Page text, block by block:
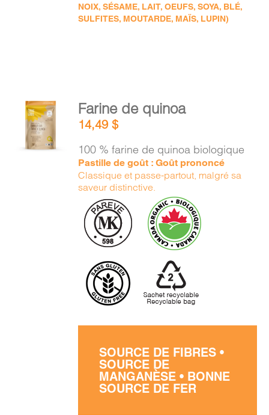
NOIX, SÉSAME, LAIT, OEUFS, SOYA, BLÉ,
SULFITES, MOUTARDE, MAÏS, LUPIN)
AJOUTER
AU
PANIER
DÉTAILS
Farine de quinoa
14,49$
100 % farine de quinoa biologique
Pastille de goût : Goût prononcé
Classique et passe-partout, malgré sa
saveur distinctive.
SOURCE DE FIBRES •
SOURCE DE
MANGANÈSE • BONNE
SOURCE DE FER